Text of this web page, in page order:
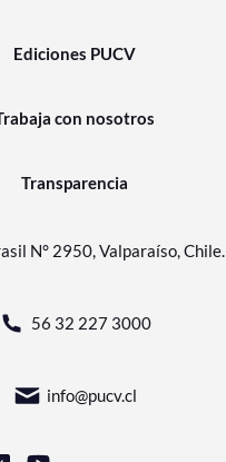
Ediciones PUCV
con nosotros
Transparencia
N° 2950, Valparaíso, Chile.
56 32 227 3000
info@pucv.cl